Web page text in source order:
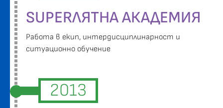
SUPERЛЯТНА АКАДЕМИЯ
Работа в екип, интердисциплинарност и
ситуационно обучение
2013